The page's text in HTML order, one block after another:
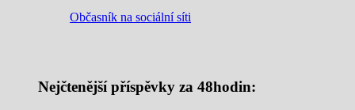
Občasník na sociální síti
Nejčtenější příspěvky za 48hodin: